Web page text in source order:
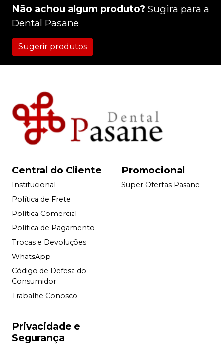
Não achou algum produto? Sugira para a
Dental Pasane
Sugerir produtos
Central do Cliente
Institucional
Política de Frete
Política Comercial
Política de Pagamento
Trocas e Devoluções
WhatsApp
Código de Defesa do
Consumidor
Trabalhe Conosco
Promocional
Super Ofertas Pasane
Privacidade e
Segurança